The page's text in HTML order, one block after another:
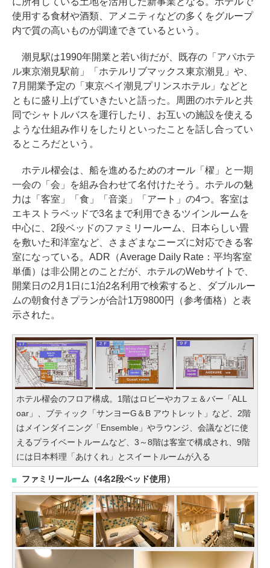
使用する食材や酒類、アメニティなどの多くをグループ
内で質の高いものが調達できているという。
潮見駅は1990年開業と若い街だが、既存の「アパホテ
ル東京潮見駅前」「ホテルリブマックス東京潮見」や、
7月開業予定の「東京ベイ潮見プリンスホテル」などと
ともに盛り上げていきたいと語った。周囲のホテルと共
同でシャトルバスを運行したり、お互いの施設を使える
ような仕組み作りをしたりといったことを話し合ってい
るところだという。
ホテル櫂会は、船を進めるためのオール「櫂」と一期
一会の「会」を組み合わせて名付けたそう。ホテルの魅
力は「客室」「食」「音楽」「アート」の4つ。客室は
エキストラベッドで3名まで利用できるツインルームを
中心に、2段ベッドのファミリールーム、日本らしい畳
を敷いた和洋室など、さまざまなニーズに対応できる客
室になっている。ADR（Average Daily Rate：平均客室
単価）は非公開とのことだが、ホテルのWebサイトで、
開業日の2月1日に1泊2名利用で検索すると、ダブルルー
ムの朝食付きプランが合計1万9800円（参考価格）と表
示された。
ホテル櫂会のフロア構成。1階はロビーやカフェ＆バー「ALL
oar」、ブティック「サンヨーG＆B アウトレット」など、2階
はメインダイニング「Ensemble」やラウンジ、会議などに使
えるプライベートルームなど、3～8階は客室で構成され、9階
には日本料理「あけくれ」とスイートルームが入る
ファミリールーム（4名2段ベッド使用）